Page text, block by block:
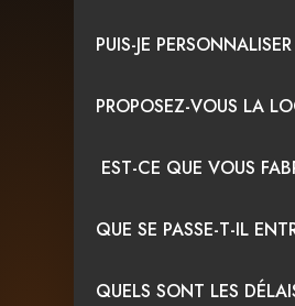
PUIS-JE
PROPOSEZ-VOUS LA
EST-CE QUE VOUS
QUE SE PASSE-T-IL
QUELS SONT LES